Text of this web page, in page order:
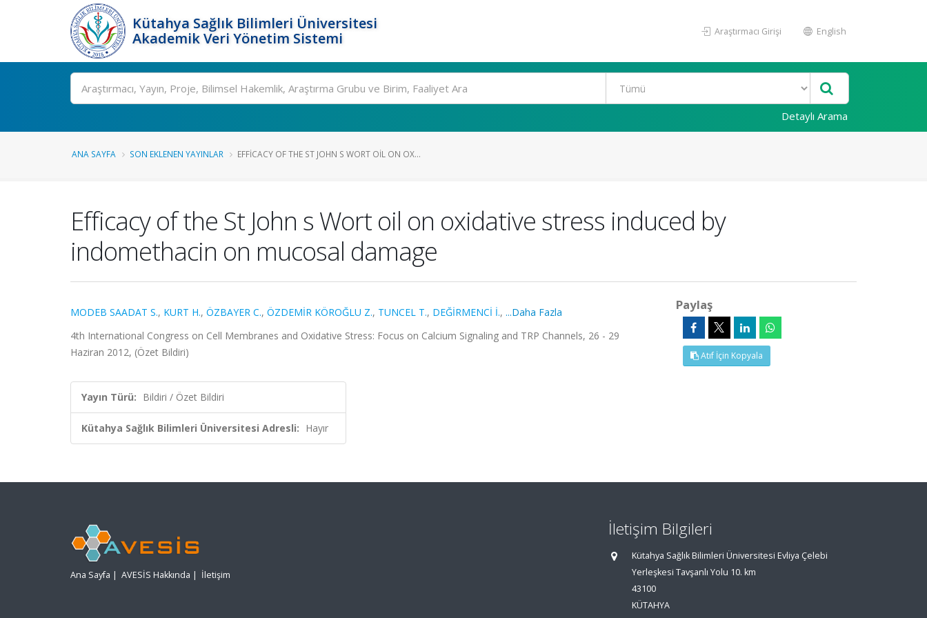
Kütahya Sağlık Bilimleri Üniversitesi
Akademik Veri Yönetim Sistemi
Araştırmacı Girişi English
Ara
Detaylı Arama
ANA SAYFA SON EKLENEN YAYINLAR EFFICACY OF THE ST JOHN S WORT OIL ON OX...
Efficacy of the St John s Wort oil on oxidative stress induced by
indomethacin on mucosal damage
MODEB SAADAT S., KURT H., ÖZBAYER C., ÖZDEMİR KÖROĞLU Z., TUNCEL T., DEĞİRMENCİ İ., ...Daha Fazla
4th International Congress on Cell Membranes and Oxidative Stress: Focus on Calcium Signaling and TRP Channels, 26 - 29
Haziran 2012, (Özet Bildiri)
Yayın Türü: Bildiri / Özet Bildiri
Kütahya Sağlık Bilimleri Üniversitesi Adresli: Hayır
Paylaş
Atıf İçin Kopyala
Ana Sayfa | AVESİS Hakkında | İletişim
İletişim Bilgileri
Kütahya Sağlık Bilimleri Üniversitesi Evliya Çelebi
Yerleşkesi Tavşanlı Yolu 10. km
43100
KÜTAHYA